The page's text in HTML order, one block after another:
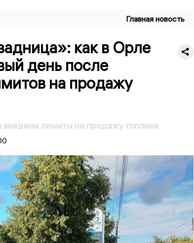
Главная новость
как в Орле
день после
на продажу
введены лимиты на продажу топлива